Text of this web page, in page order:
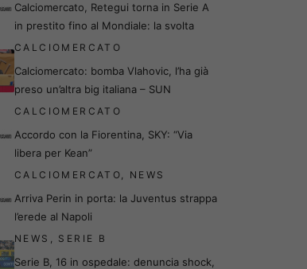
Calciomercato, Retegui torna in Serie A
in prestito fino al Mondiale: la svolta
CALCIOMERCATO
Calciomercato: bomba Vlahovic, l’ha già
preso un’altra big italiana – SUN
CALCIOMERCATO
Accordo con la Fiorentina, SKY: “Via
libera per Kean”
CALCIOMERCATO, NEWS
Arriva Perin in porta: la Juventus strappa
l’erede al Napoli
NEWS , SERIE B
Serie B, 16 in ospedale: denuncia shock,